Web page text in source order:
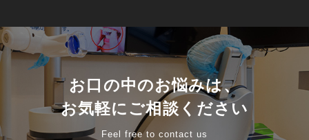
お口の中のお悩みは、
お気軽にご相談ください
Feel free to contact us